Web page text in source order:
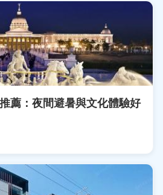
薦：夜間避暑與文化體驗好